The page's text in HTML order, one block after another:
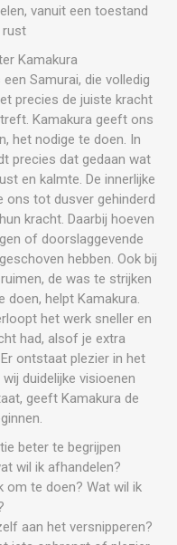
vanuit een toestand
rust
Kamakura
Samurai, die volledig
precies de juiste kracht
Kamakura geeft ons
het nodige te doen. In
precies dat gedaan wat
en kalmte. De innerlijke
ons tot dusver gehinderd
kracht. Daarbij hoeven
of doorslaggevende
hebben. Ook bij
de was te strijken
helpt Kamakura.
het werk sneller en
had, alsof je extra
ontstaat plezier in het
duidelijke visioenen
geeft Kamakura de
beter te begrijpen
wil ik afhandelen?
om te doen? Wat wil ik
aan het versnipperen?